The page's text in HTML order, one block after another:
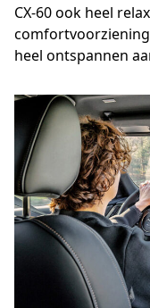
CX-60 ook heel
heel ontspannen